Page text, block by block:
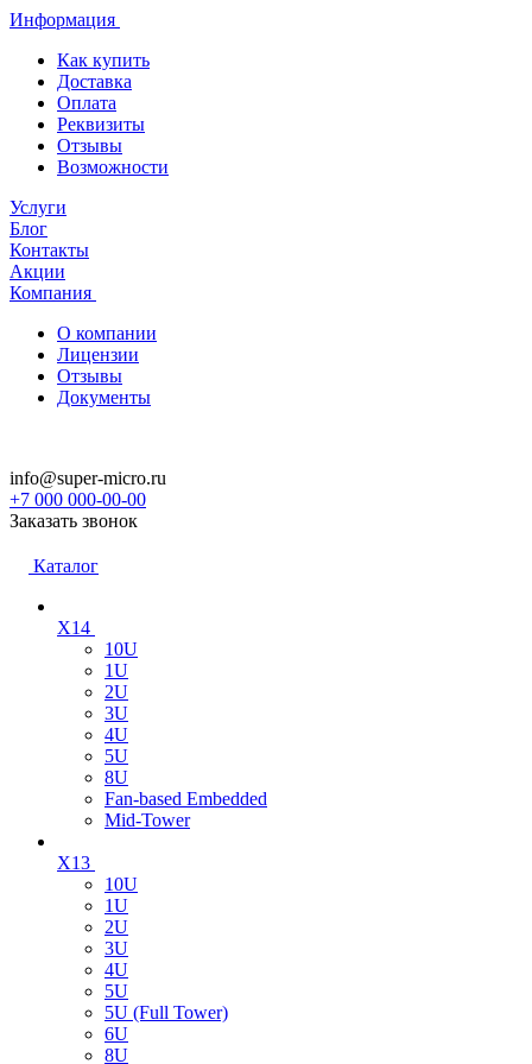
Информация
Как купить
Доставка
Оплата
Реквизиты
Отзывы
Возможности
Услуги
Блог
Контакты
Акции
Компания
О компании
Лицензии
Отзывы
Документы
info@super-micro.ru
+7 000 000-00-00
Заказать звонок
Каталог
X14
10U
1U
2U
3U
4U
5U
8U
Fan-based Embedded
Mid-Tower
X13
10U
1U
2U
3U
4U
5U
5U (Full Tower)
6U
8U